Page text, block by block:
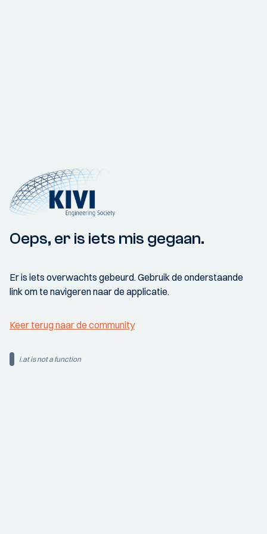
Oeps, er is iets mis gegaan.
Er is iets overwachts gebeurd. Gebruik de onderstaande
link om te navigeren naar de applicatie.
Keer terug naar de community
i.at is not a function